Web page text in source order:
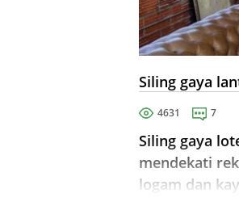
Siling gaya
4631 7
Siling gaya
mendekati
logam dan